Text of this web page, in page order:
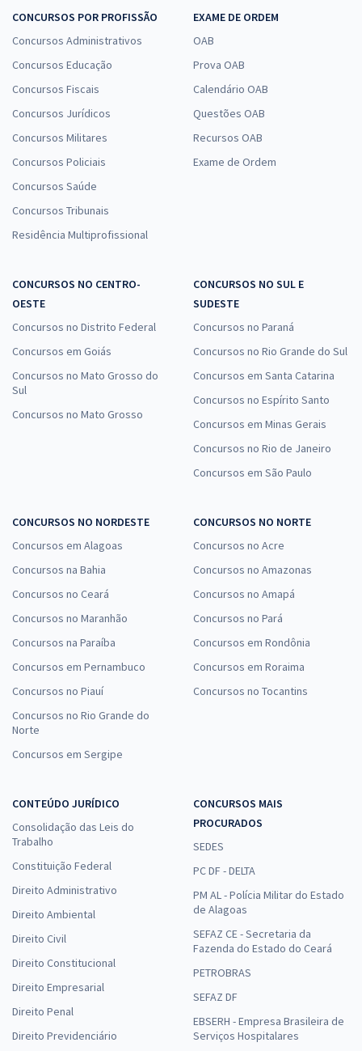
CONCURSOS POR PROFISSÃO
Concursos Administrativos
Concursos Educação
Concursos Fiscais
Concursos Jurídicos
Concursos Militares
Concursos Policiais
Concursos Saúde
Concursos Tribunais
Residência Multiprofissional
EXAME DE ORDEM
OAB
Prova OAB
Calendário OAB
Questões OAB
Recursos OAB
Exame de Ordem
CONCURSOS NO CENTRO-
OESTE
Concursos no Distrito Federal
Concursos em Goiás
Concursos no Mato Grosso do
Sul
Concursos no Mato Grosso
CONCURSOS NO SUL E
SUDESTE
Concursos no Paraná
Concursos no Rio Grande do Sul
Concursos em Santa Catarina
Concursos no Espírito Santo
Concursos em Minas Gerais
Concursos no Rio de Janeiro
Concursos em São Paulo
CONCURSOS NO NORDESTE
Concursos em Alagoas
Concursos na Bahia
Concursos no Ceará
Concursos no Maranhão
Concursos na Paraíba
Concursos em Pernambuco
Concursos no Piauí
Concursos no Rio Grande do
Norte
Concursos em Sergipe
CONCURSOS NO NORTE
Concursos no Acre
Concursos no Amazonas
Concursos no Amapá
Concursos no Pará
Concursos em Rondônia
Concursos em Roraima
Concursos no Tocantins
CONTEÚDO JURÍDICO
Consolidação das Leis do
Trabalho
Constituição Federal
Direito Administrativo
Direito Ambiental
Direito Civil
Direito Constitucional
Direito Empresarial
Direito Penal
Direito Previdenciário
CONCURSOS MAIS
PROCURADOS
SEDES
PC DF - DELTA
PM AL - Polícia Militar do Estado
de Alagoas
SEFAZ CE - Secretaria da
Fazenda do Estado do Ceará
PETROBRAS
SEFAZ DF
EBSERH - Empresa Brasileira de
Serviços Hospitalares